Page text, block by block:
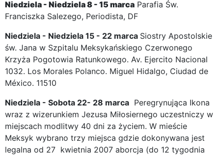
Niedziela - Niedziela8 - 15 marca Parafia Św.
Franciszka Salezego, Periodista, DF
Niedziela - Niedziela 15 - 22 marca Siostry Apostolskie
św. Jana w Szpitalu Meksykańskiego Czerwonego
Krzyża Pogotowia Ratunkowego. Av. Ejercito Nacional
1032. Los Morales Polanco. Miguel Hidalgo, Ciudad de
México. 11510
Niedziela - Sobota 22- 28 marca Peregrynująca Ikona
wraz z wizerunkiem Jezusa Miłosiernego uczestniczy w
miejscach modlitwy 40 dni za życiem. W mieście
Meksyk wybrano trzy miejsca gdzie dokonywana jest
legalna od 27 kwietnia 2007 aborcja (do 12 tygodnia